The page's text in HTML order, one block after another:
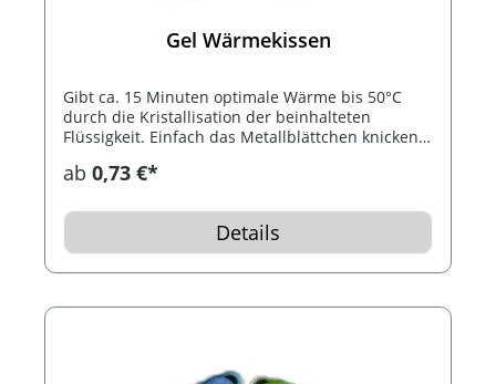
Gel Wärmekissen
Gibt ca. 15 Minuten optimale Wärme bis 50°C
durch die Kristallisation der beinhalteten
Flüssigkeit. Einfach das Metallblättchen knicken.
kochendes Wasser und so bis 1.000 mal
ab 0,73 €*
Details